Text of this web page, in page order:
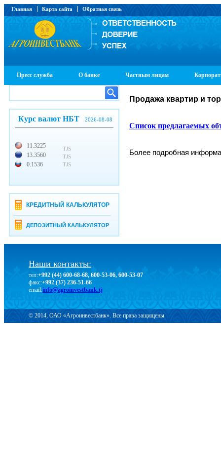
Главная Карта сайта Обратная связь
Пресс служба О банке Частным лицам
Курс валют НБТ 2026-08-08
11.3225
13.3560
0.1536
TJS
TJS
TJS
КРЕДИТНЫЙ КАЛЬКУЛЯТОР
ДЕПОЗИТНЫЙ КАЛЬКУЛЯТОР
Продажа квартир и
Список предлагаемых
Более подробная
Наши контакты:
тел:+992 (44) 600-68-68, 600-53-06, 600-53-07
факс:+992 (37) 236-51-66
email:info@agroinvestbank.tj
© 2014, ОАО «Агроинвестбанк». Все права защищены.